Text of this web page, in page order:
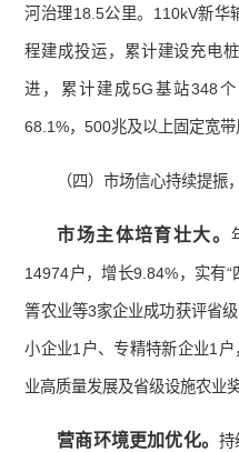
河治理18.5公里。110kV新华
程建成投运，累计建设充电
进，累计建成5G基站348
68.1%，500兆及以上固定宽带
（四）市场信心持续提振
市场主体培育壮大。
14974户，增长9.84%，实有
箐农业等3家企业成功获评省
小企业1户、专精特新企业1
业高质量发展及省级设施农业
营商环境更加优化。持